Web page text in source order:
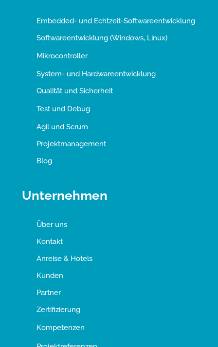
Embedded- und Echtzeit-Softwareentwicklung
Softwareentwicklung (Windows, Linux)
Mikrocontroller
System- und Hardwareentwicklung
Qualität und Sicherheit
Test und Debug
Agil und Scrum
Projektmanagement
Blog
Unternehmen
Über uns
Kontakt
Anreise & Hotels
Kunden
Partner
Zertifizierung
Kompetenzen